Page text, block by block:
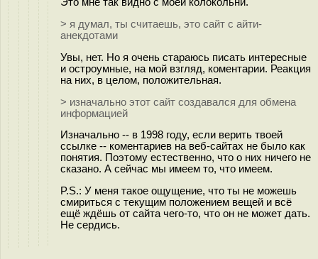
> я думал, ты считаешь, это сайт с айти-
анекдотами
Увы, нет. Но я очень стараюсь писать интересные
и остроумные, на мой взгляд, коментарии. Реакция
на них, в целом, положительная.
> изначально этот сайт создавался для обмена
информацией
Изначально -- в 1998 году, если верить твоей
ссылке -- коментариев на веб-сайтах не было как
понятия. Поэтому естественно, что о них ничего не
сказано. А сейчас мы имеем то, что имеем.
P.S.: У меня такое ощущение, что ты не можешь
смириться с текущим положением вещей и всё
ещё ждёшь от сайта чего-то, что он не может дать.
Не сердись.